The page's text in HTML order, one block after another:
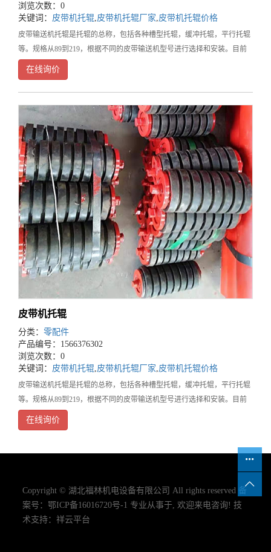
浏览次数：0
关键词： 皮带机托辊 皮带机托辊厂家 皮带机托辊价格
皮带输送机托辊是托辊的总称，包括各种槽型托辊，缓冲托辊，平行托辊
等。规格从89到219，根据不同的皮带输送机型号进行选择和安装。目前
包括铁质托辊，陶瓷托辊，橡胶托辊等。是皮带输送机使用量大，维护最
为方便的部件之一。槽型上托辊槽型上托辊的标准
在线询价
皮带机托辊
分类： 零配件
产品编号：1566376302
浏览次数：0
关键词： 皮带机托辊 皮带机托辊厂家 皮带机托辊价格
皮带输送机托辊是托辊的总称，包括各种槽型托辊，缓冲托辊，平行托辊
等。规格从89到219，根据不同的皮带输送机型号进行选择和安装。目前
包括铁质托辊，陶瓷托辊，橡胶托辊等。是皮带输送机使用量大，维护最
为方便的部件之一。槽型上托辊槽型上托辊的标准
在线询价
Copyright © 湖北福林机电设备有限公司 All rights reserved 备
案号：鄂ICP备16016720号-1 专业从事于, 欢迎来电咨询!技
术支持：祥云平台